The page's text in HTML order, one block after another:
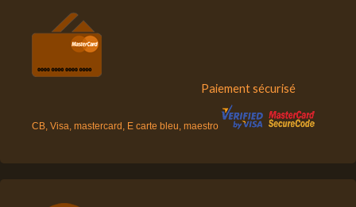
Paiement sécurisé
CB, Visa, mastercard, E carte bleu, maestro